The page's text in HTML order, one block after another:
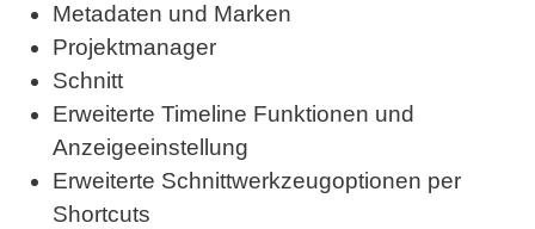
Metadaten und Marken
Projektmanager
Schnitt
Erweiterte Timeline Funktionen und
Anzeigeeinstellung
Erweiterte Schnittwerkzeugoptionen per
Shortcuts